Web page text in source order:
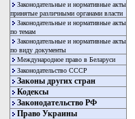
Законодательные и нормативные акты
принятые различными органами власти
Законодательные и нормативные акты
по темам
Законодательные и нормативные акты
по виду документы
Международное право в Беларуси
Законодательство СССР
Законы других стран
Кодексы
Законодательство РФ
Право Украины